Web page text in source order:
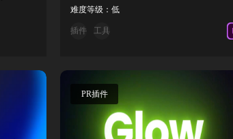
难度等级：低
插件 工具
PR插件